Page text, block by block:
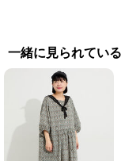
一緒に見られてい